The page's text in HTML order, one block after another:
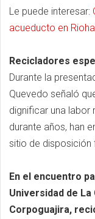
Le puede interesar:
acueducto en
Recicladores
Durante la
Quevedo señaló
dignificar una labor
durante años, han
sitio de disposición
En el encuentro
Universidad de
Corpoguajira,